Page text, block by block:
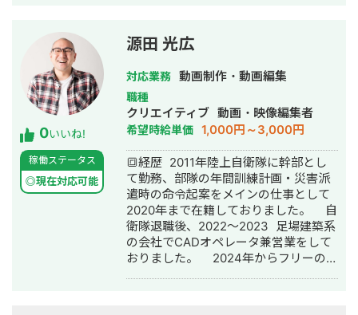
ル(海外向け) 0人→1,800人 ・Lugiaチ
ャンネル 0人→3,600人 他映像制作会
社にて多数 お気軽にお問い合わせくだ
のABテスト用のFV（ファーストビュ
ー）作成やLP改修にも積極的に携わり
ます。 ●自社サイト
https://startbydesign.jp/ ⭐︎ 今まで携わ
ったことがある商材など
・女性向け商材（化粧品・アパレル・
写真館） ・スクール系 ・健康食品 ・
IT系 ・車の修理屋 ・建築/不動産 ・医
療・クリニック ・美容サロン・整体 ・
士業 ⭐︎ 強み
・デザインコンペでも採択率が高い ・
提案/ディレクションからデザインを請
け負うことが可能 ・ロゴの制作や展示
会用のパネル制作、パンフレットの制
0いいね!
稼働ステータス
◎現在対応可能
源田 光広
対応業務 動画制作・動画編集
職種
クリエイティブ 動画・映像編集者
希望時給単価 1,000円～3,000円
🔳経歴 2011年陸上自衛隊に幹部とし
て勤務、部隊の年間訓練計画・災害派
遣時の命令起案をメインの仕事として
2020年まで在籍しておりました。 自
衛隊退職後、2022〜2023 足場建築系
の会社でCADオペレータ兼営業をして
おりました。 2024年からフリーの動